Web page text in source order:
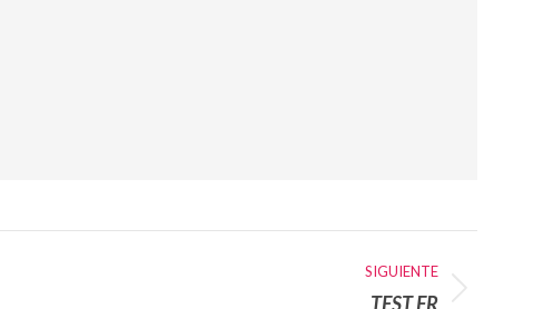
SIGUIENTE
TEST FR